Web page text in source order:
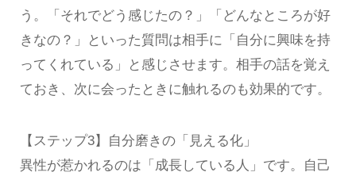
う。「それでどう感じたの？」「どんなところが好
きなの？」といった質問は相手に「自分に興味を持
ってくれている」と感じさせます。相手の話を覚え
ておき、次に会ったときに触れるのも効果的です。
【ステップ3】自分磨きの「見える化」
異性が惹かれるのは「成長している人」です。自己